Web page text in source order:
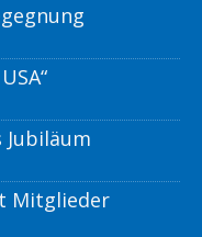
Mitglieder